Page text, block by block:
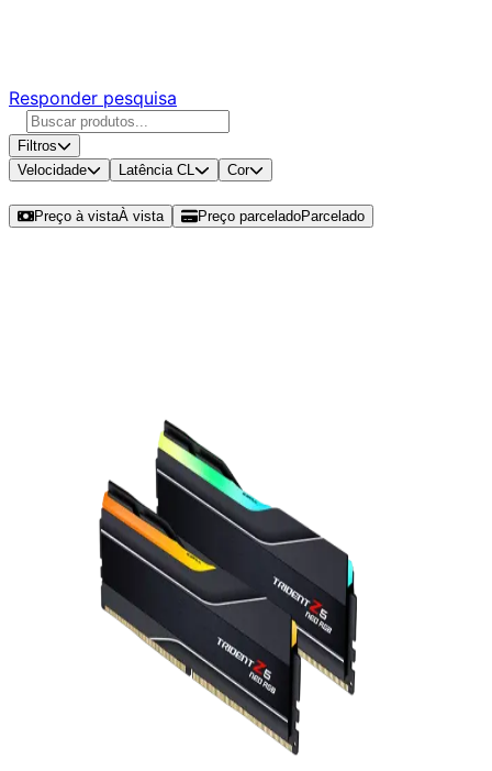
Responder pesquisa
Filtros
Velocidade
Latência CL Cor
Preço à vistaÀ vista Preço parceladoParcelado